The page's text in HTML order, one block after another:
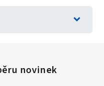
expand_more